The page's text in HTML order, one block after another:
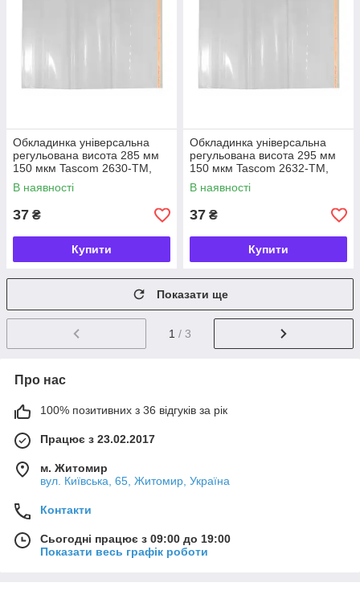
Обкладинка універсальна
регульована висота 285 мм
150 мкм Tascom 2630-TM,
863751
В наявності
37 ₴
Купити
Обкладинка універсальна
регульована висота 295 мм
150 мкм Tascom 2632-TM,
863775
В наявності
37 ₴
Купити
Показати ще
1 / 3
Про нас
100% позитивних з 36 відгуків за рік
Працює з 23.02.2017
м. Житомир
вул. Київська, 65, Житомир, Україна
Контакти
Сьогодні працює з 09:00 до 19:00
Показати весь графік роботи